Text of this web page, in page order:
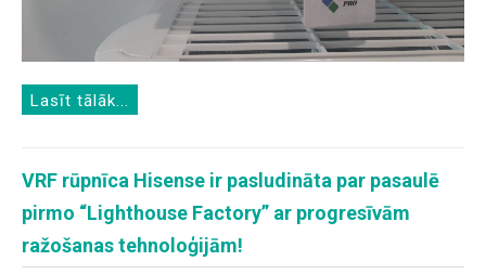
Lasīt tālāk...
VRF rūpnīca Hisense ir pasludināta par pasaulē
pirmo “Lighthouse Factory” ar progresīvām
ražošanas tehnoloģijām!